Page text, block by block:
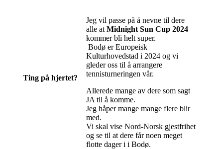
Ting på hjertet?
Jeg vil passe på å nevne til dere
alle at Midnight Sun Cup 2024
kommer bli helt super.
Bodø er Europeisk
Kulturhovedstad i 2024 og vi
gleder oss til å arrangere
tennisturneringen vår.
Allerede mange av dere som sagt
JA til å komme.
Jeg håper mange mange flere blir
med.
Vi skal vise Nord-Norsk gjestfrihet
og se til at dere får noen meget
flotte dager i i Bodø.